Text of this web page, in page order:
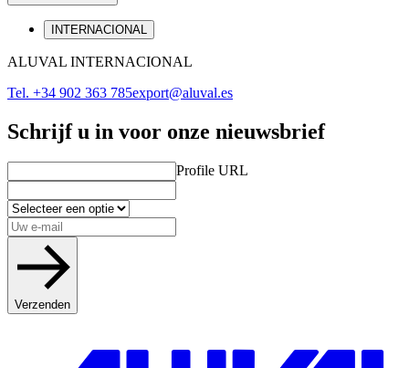
INTERNACIONAL
ALUVAL INTERNACIONAL
Tel. +34 902 363 785export@aluval.es
Schrijf u in voor onze nieuwsbrief
Profile URL
Verzenden